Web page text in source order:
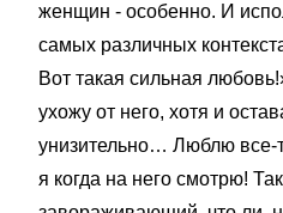
женщин - особенно. И
самых различных
Вот такая сильная
ухожу от него, хотя и
унизительно… Люблю
я когда на него смотрю!